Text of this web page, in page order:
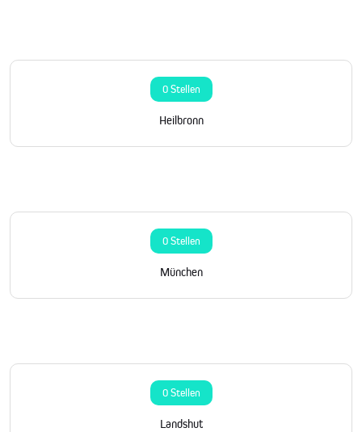
0 Stellen
Heilbronn
0 Stellen
München
0 Stellen
Landshut